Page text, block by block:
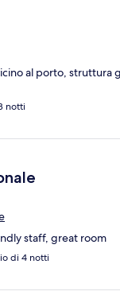
al porto, struttura
notti
staff, great room
di 4 notti